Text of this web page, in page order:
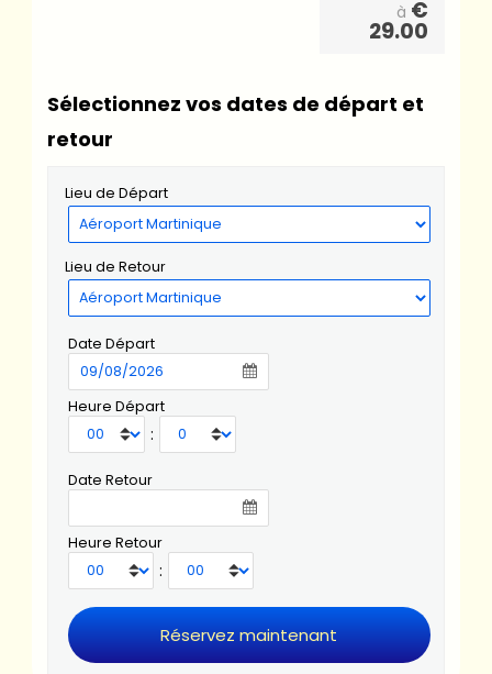
à €
29.00
Sélectionnez vos dates de départ et
retour
Lieu de Départ
Lieu de Retour
Date Départ
Heure Départ
:
Date Retour
Heure Retour
: